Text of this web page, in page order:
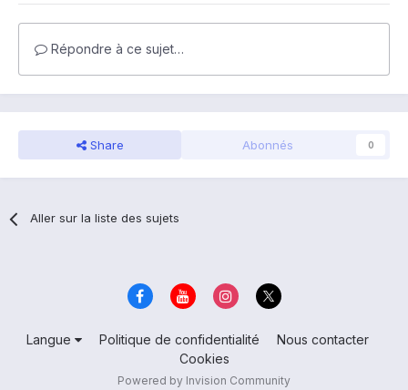
Répondre à ce sujet…
Share Abonnés 0
Aller sur la liste des sujets
Langue Politique de confidentialité
Nous contacter
Cookies
Powered by Invision Community